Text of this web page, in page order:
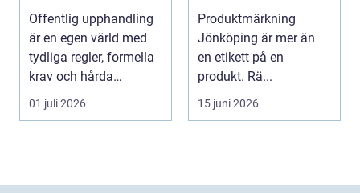
möter affär
Offentlig upphandling
är en egen värld med
tydliga regler, formella
krav och hårda
tidsfrister. För ...
01 juli 2026
underlättar
vardagen
Produktmärkning
Jönköping är mer än
en etikett på en
produkt. Rä...
15 juni 2026